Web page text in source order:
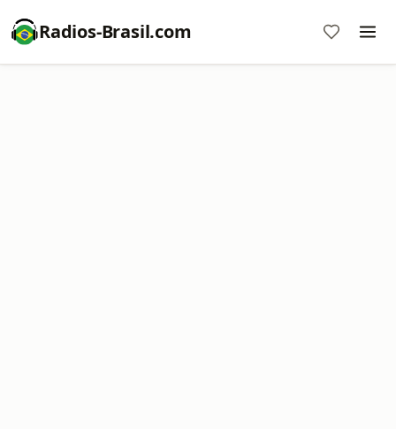
Radios-Brasil.com